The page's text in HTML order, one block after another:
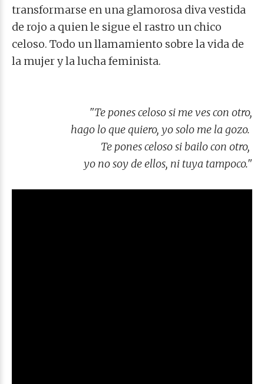
transformarse en una glamorosa diva vestida
de rojo a quien le sigue el rastro un chico
celoso. Todo un llamamiento sobre la vida de
la mujer y la lucha feminista.
"Te pones celoso si me ves con otro,
hago lo que quiero, yo solo me la gozo.
Te pones celoso si bailo con otro,
yo no soy de ellos, ni tuya tampoco."